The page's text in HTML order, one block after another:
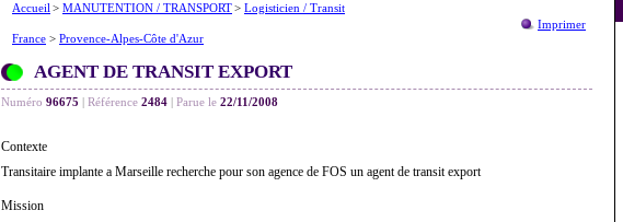
Imprimer
Accueil > MANUTENTION / TRANSPORT> Logisticien / Transit
France > Provence-Alpes-Côte d'Azur
AGENT DE TRANSIT EXPORT
Numéro 96675 | Référence 2484 | Parue le 22/11/2008
Contexte
Transitaire implante a Marseille recherche pour son agence de FOS un agent de transit export
Mission